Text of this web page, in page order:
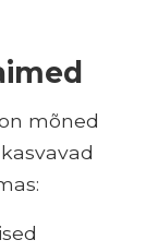
mõned